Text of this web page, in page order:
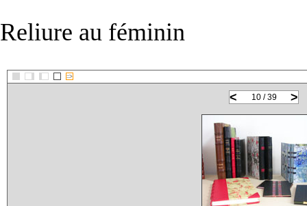
Reliure au féminin
::>
< >
10 / 39